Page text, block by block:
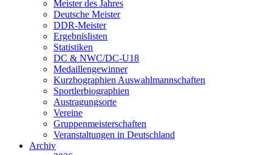
Meister des Jahres
Deutsche Meister
DDR-Meister
Ergebnislisten
Statistiken
DC & NWC/DC-U18
Medaillengewinner
Kurzbographien Auswahlmannschaften
Sportlerbiographien
Austragungsorte
Vereine
Gruppenmeisterschaften
Veranstaltungen in Deutschland
Archiv